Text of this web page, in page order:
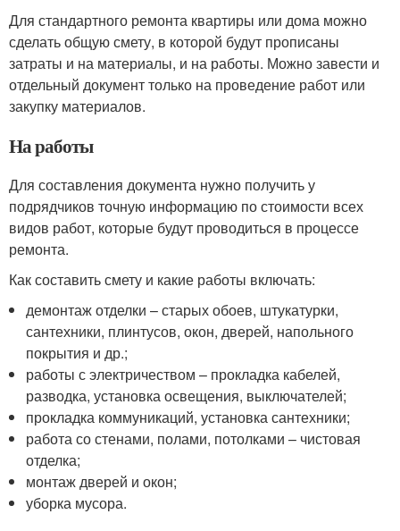
Для стандартного ремонта квартиры или дома можно
сделать общую смету, в которой будут прописаны
затраты и на материалы, и на работы. Можно завести и
отдельный документ только на проведение работ или
закупку материалов.
На работы
Для составления документа нужно получить у
подрядчиков точную информацию по стоимости всех
видов работ, которые будут проводиться в процессе
ремонта.
Как составить смету и какие работы включать:
демонтаж отделки – старых обоев, штукатурки,
сантехники, плинтусов, окон, дверей, напольного
покрытия и др.;
работы с электричеством – прокладка кабелей,
разводка, установка освещения, выключателей;
прокладка коммуникаций, установка сантехники;
работа со стенами, полами, потолками – чистовая
отделка;
монтаж дверей и окон;
уборка мусора.